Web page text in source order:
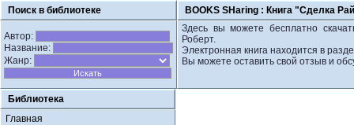
Поиск в библиотеке BOOKS SHaring : Книга "Сделка
Автор:
Название:
Жанр:
Здесь вы можете бесплатно
Роберт.
Электронная книга находится в
Вы можете оставить свой отзыв и
Библиотека
Главная